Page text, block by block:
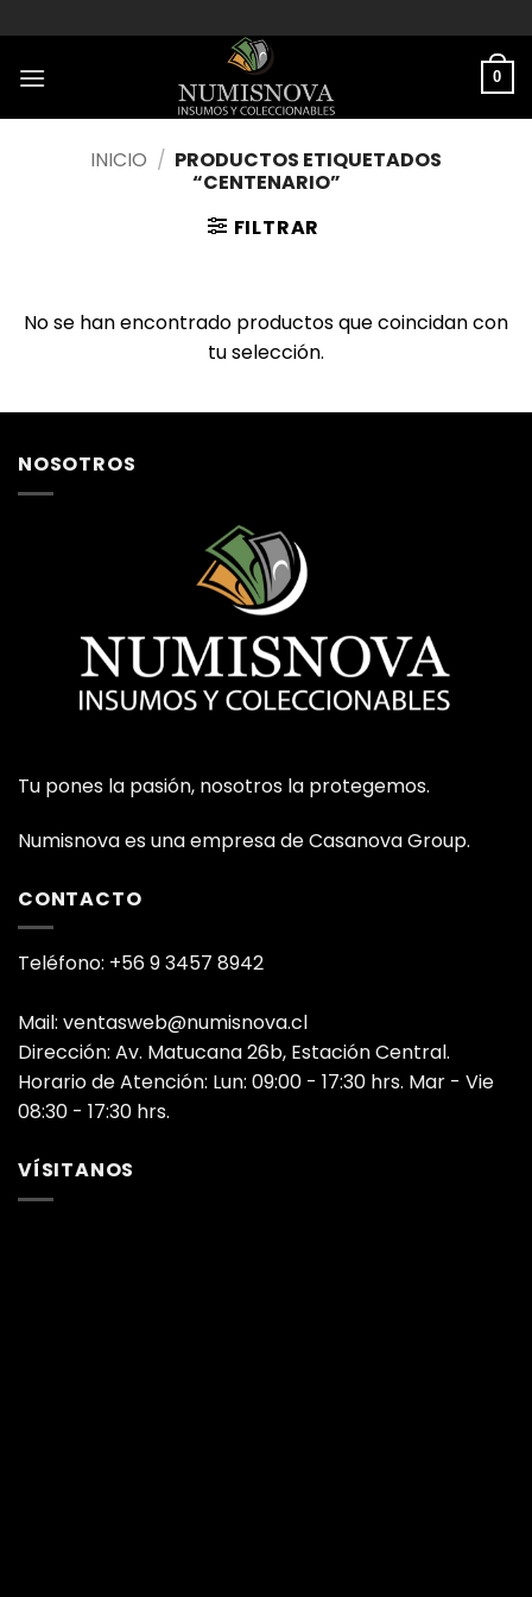
al
contenido
0
INICIO / PRODUCTOS ETIQUETADOS
“CENTENARIO”
FILTRAR
No se han encontrado productos que coincidan con
tu selección.
NOSOTROS
Tu pones la pasión, nosotros la protegemos.
Numisnova es una empresa de Casanova Group.
CONTACTO
Teléfono: +56 9 3457 8942
Mail: ventasweb@numisnova.cl
Dirección: Av. Matucana 26b, Estación Central.
Horario de Atención: Lun: 09:00 - 17:30 hrs. Mar - Vie
08:30 - 17:30 hrs.
VÍSITANOS